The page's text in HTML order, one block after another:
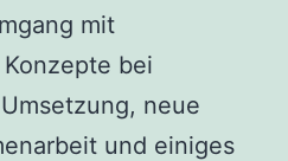
mit
bei
neue
und einiges